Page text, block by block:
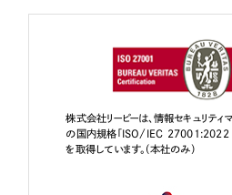
株式会社リーピーは、情報セキュリティ
の国内規格「ISO/IEC
を取得しています。（本社のみ）